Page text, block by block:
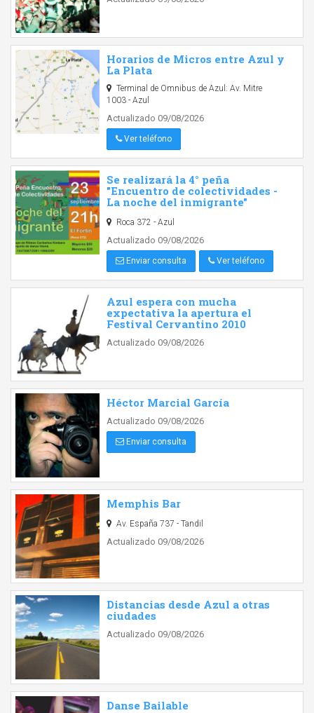
Horarios de Micros entre Azul y
La Plata
Terminal de Omnibus de Azul: Av. Mitre
1003 - Azul
Actualizado 09/08/2026
Ver teléfono
Se realizará la 4° peña
"Encuentro de colectividades -
La noche del inmigrante"
Roca 372 - Azul
Actualizado 09/08/2026
Enviar consulta Ver teléfono
Azul espera con mucha
expectativa la apertura el
Festival Cervantino 2010
Actualizado 09/08/2026
Héctor Marcial García
Actualizado 09/08/2026
Enviar consulta
Memphis Bar
Av. España 737 - Tandil
Actualizado 09/08/2026
Distancias desde Azul a otras
ciudades
Actualizado 09/08/2026
Danse Bailable